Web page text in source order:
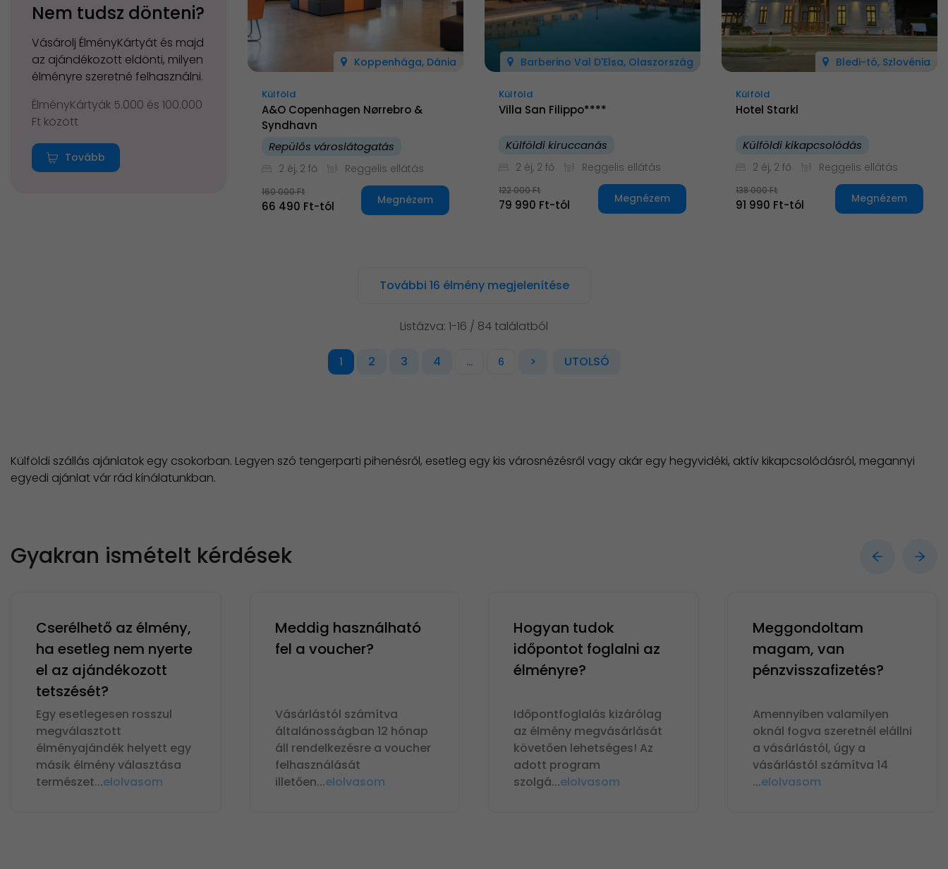
Nem tudsz dönteni?
Vásárolj ÉlményKártyát és majd
az ajándékozott eldönti, milyen
élményre szeretné felhasználni.
ÉlményKártyák 5.000 és 100.000
Ft között
Tovább
Koppenhága, Dánia
Külföld
A&O Copenhagen Nørrebro &
Syndhavn
Repülős városlátogatás
2 éj, 2 fő Reggelis ellátás
160 000 Ft
66 490 Ft-tól Megnézem
Barberino Val D'Elsa, Olaszország
Külföld
Villa San Filippo****
Külföldi kiruccanás
2 éj, 2 fő Reggelis ellátás
122 000 Ft
79 990 Ft-tól Megnézem
Bledi-tó, Szlovénia
Külföld
Hotel Starkl
Külföldi kikapcsolódás
2 éj, 2 fő Reggelis ellátás
138 000 Ft
91 990 Ft-tól Megnézem
További 16 élmény megjelenítése
Listázva: 1-16 / 84 találatból
1 2 3 4 ... 6 > UTOLSÓ
Külföldi szállás ajánlatok egy csokorban. Legyen szó tengerparti pihenésről, esetleg egy kis városnézésről vagy akár egy hegyvidéki, aktív kikapcsolódásról, megannyi
egyedi ajánlat vár rád kínálatunkban.
Gyakran ismételt kérdések
Cserélhető az élmény,
ha esetleg nem nyerte
el az ajándékozott
tetszését?
Egy esetlegesen rosszul
megválasztott
élményajándék helyett egy
másik élmény választása
természet...elolvasom
Meddig használható
fel a voucher?
Vásárlástól számítva
általánosságban 12 hónap
áll rendelkezésre a voucher
felhasználását
illetően...elolvasom
Hogyan tudok
időpontot foglalni az
élményre?
Időpontfoglalás kizárólag
az élmény megvásárlását
követően lehetséges! Az
adott program
szolgá...elolvasom
Meggondoltam
magam, van
pénzvisszafizetés?
Amennyiben valamilyen
oknál fogva szeretnél elállni
a vásárlástól, úgy a
vásárlástól számítva 14
...elolvasom